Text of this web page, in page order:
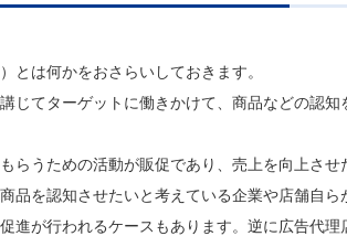
とは何かをおさらいしておきます。
じてターゲットに働きかけて、商品などの認
らうための活動が販促であり、売上を向上さ
品を認知させたいと考えている企業や店舗自
進が行われるケースもあります。逆に広告代